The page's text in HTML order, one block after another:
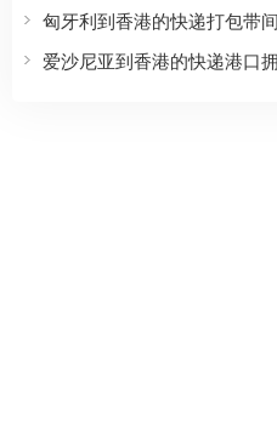
匈牙利到香港的快递打包带
爱沙尼亚到香港的快递港口